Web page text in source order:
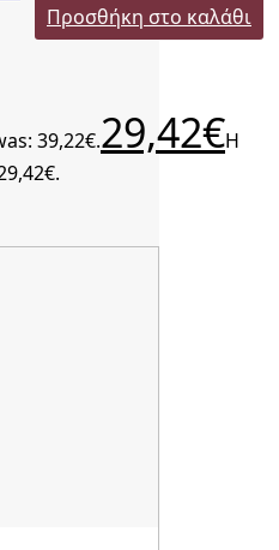
Προσθήκη στο καλάθι
39,22€.29,42€Η